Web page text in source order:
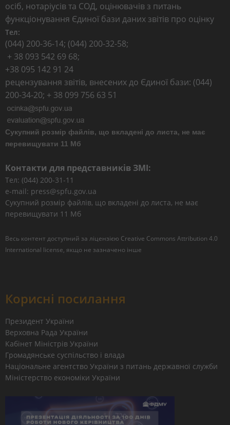
осіб, нотаріусів та СОД, оцінювачів з питань
функціонування Єдиної бази даних звітів про оцінку
Тел:
(044) 200-36-14; (044) 200-32-58;
+ 38 093 542 69 68;
+38 095 142 91 24
рецензування звітів, внесених до Єдиної бази: (044)
200-34-20; + 38 099 756 63 51
Сукупний розмір файлів, що вкладені до листа, не має
перевищувати 11 Мб
Контакти для представників ЗМІ:
Тел: (044) 200-31-11
e-mail: press@spfu.gov.ua
Сукупний розмір файлів, що вкладені до листа, не має
перевищувати 11 Мб
Весь контент доступний за ліцензією Creative Commons Attribution 4.0
International license, якщо не зазначено інше
Корисні посилання
Президент України
Верховна Рада України
Кабінет Міністрів України
Громадянське суспільство і влада
Національне агентство України з питань державної служби
Міністерство економіки України